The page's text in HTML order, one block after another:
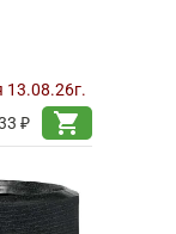
13.08.26г.
₽
shopping_cart